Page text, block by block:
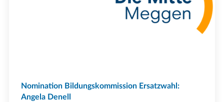
Nomination Bildungskommission Ersatzwahl:
Angela Denell